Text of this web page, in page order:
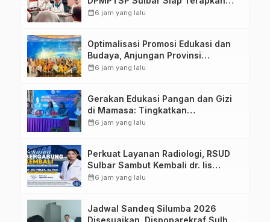
Aplikasi FLEKSI ASN
calendar_month6 jam yang lalu
Optimalisasi Promosi Edukasi dan
Budaya, Anjungan Provinsi
Sulawesi Barat Perkuat Kolaborasi
calendar_month6 jam yang lalu
Gerakan Edukasi Pangan dan Gizi
di Mamasa: Tingkatkan
Pengetahuan dan Keterampilan
calendar_month6 jam yang lalu
Perkuat Layanan Radiologi, RSUD
Sulbar Sambut Kembali dr. Iis
Imelda, Sp.Rad
calendar_month6 jam yang lalu
Jadwal Sandeq Silumba 2026
Disesuaikan, Dispoparekraf Sulbar